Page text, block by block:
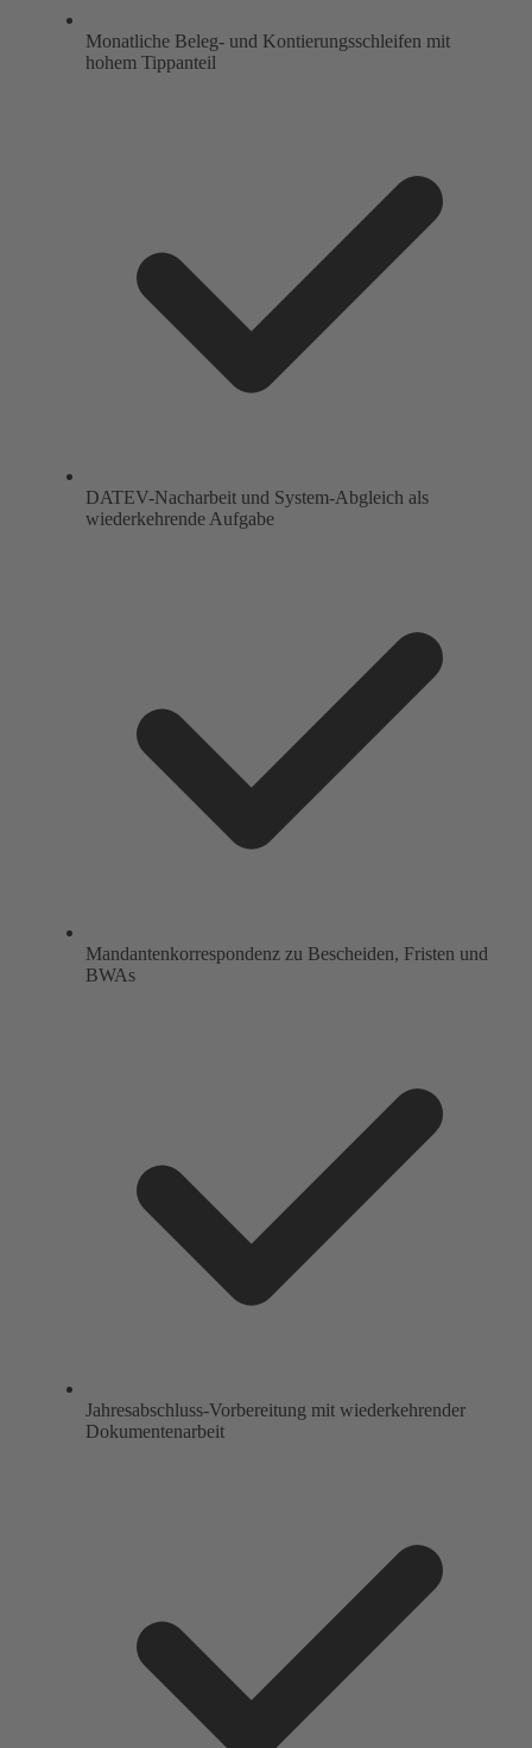
Monatliche Beleg- und Kontierungsschleifen mit
hohem Tippanteil
DATEV-Nacharbeit und System-Abgleich als
wiederkehrende Aufgabe
Mandantenkorrespondenz zu Bescheiden, Fristen und
BWAs
Jahresabschluss-Vorbereitung mit wiederkehrender
Dokumentenarbeit